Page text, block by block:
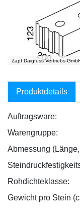
Zapf Daigfuss Vertriebs-
Produktdetails
Auftragsware:
Warengruppe:
Abmessung
Rohdichteklasse:
Gewicht pro Stein